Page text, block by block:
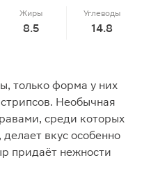
Жиры
8.5
Углеводы
14.8
только форма у них
Необычная
среди которых
вкус особенно
придаёт нежности